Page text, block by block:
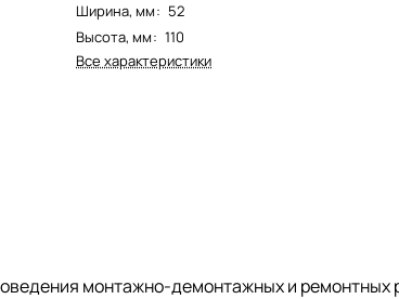
Ширина, мм: 52
Высота, мм: 110
Все характеристики
монтажно-демонтажных и ремонтных